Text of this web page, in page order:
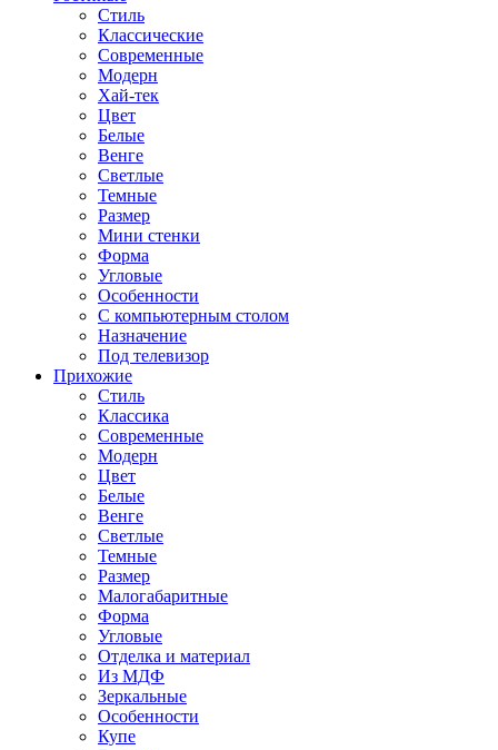
Стиль
Классические
Современные
Модерн
Хай-тек
Цвет
Белые
Венге
Светлые
Темные
Размер
Мини стенки
Форма
Угловые
Особенности
С компьютерным столом
Назначение
Под телевизор
Прихожие
Стиль
Классика
Современные
Модерн
Цвет
Белые
Венге
Светлые
Темные
Размер
Малогабаритные
Форма
Угловые
Отделка и материал
Из МДФ
Зеркальные
Особенности
Купе